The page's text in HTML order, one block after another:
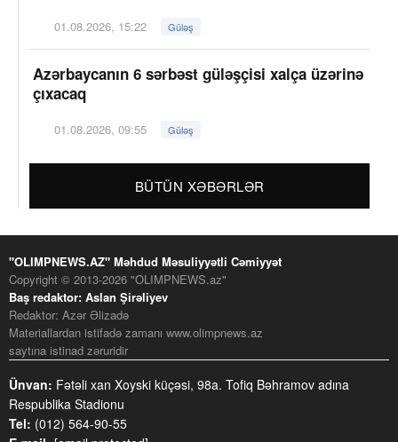
01.08.2026, 15:22 Güləş
Azərbaycanın 6 sərbəst güləşçisi xalça üzərinə
çıxacaq
01.08.2026, 09:55 Güləş
BÜTÜN XƏBƏRLƏR
"OLIMPNEWS.AZ" Məhdud Məsuliyyətli Cəmiyyət
Copyright © 2013-2026 "OLIMPNEWS.az"
Baş redaktor: Aslan Şirəliyev
Redaktor: Azər Əlizadə
Materiallardan istifadə zamanı www.olimpnews.az
saytına istinad zəruridir
Ünvan: Fətəli xan Xoyski küçəsi, 98a. Tofiq Bəhramov adına
Respublika Stadionu
Tel: (012) 564-90-55